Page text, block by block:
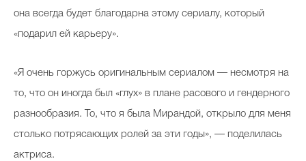
она всегда будет благодарна этому сериалу, который
«подарил ей карьеру».
«Я очень горжусь оригинальным сериалом — несмотря на
то, что он иногда был «глух» в плане расового и гендерного
разнообразия. То, что я была Мирандой, открыло для меня
столько потрясающих ролей за эти годы», — поделилась
актриса.